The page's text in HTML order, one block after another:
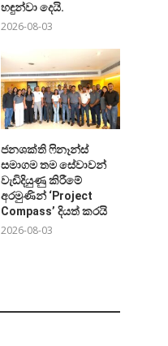
හඳුන්වා දෙයි.
2026-08-03
ජනශක්ති ෆිනෑන්ස්
සමාගම තම සේවාවන්
වැඩිදියුණු කිරීමේ
අරමුණින් ‘Project
Compass’ දියත් කරයි
2026-08-03